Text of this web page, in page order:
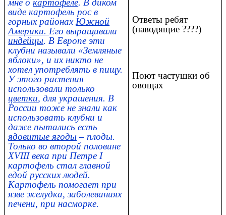
мне окартофеле. В диком
виде картофель рос в
горных районахЮжной
Америки.Его выращивали
индейцы. В Европе эти
клубни называли «Земляные
яблоки», и их никто не
хотел употреблять в пищу.
У этого растения
использовали только
цветки, для украшения. В
России тоже не знали как
использовать клубни и
даже пытались есть
ядовитые ягоды– плоды.
Только во второй половине
XVIII века при Петре I
картофель стал главной
едой русских людей.
Картофель помогает при
язве желудка, заболеваниях
печени, при насморке.
Ответы ребят
(наводящие ????)
Поют частушки об
овощах